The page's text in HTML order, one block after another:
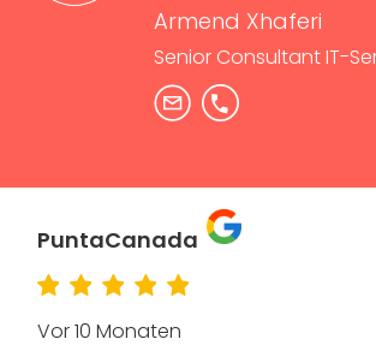
Armend Xhaferi
Senior Consultant IT-
PuntaCanada
Vor 10 Monaten